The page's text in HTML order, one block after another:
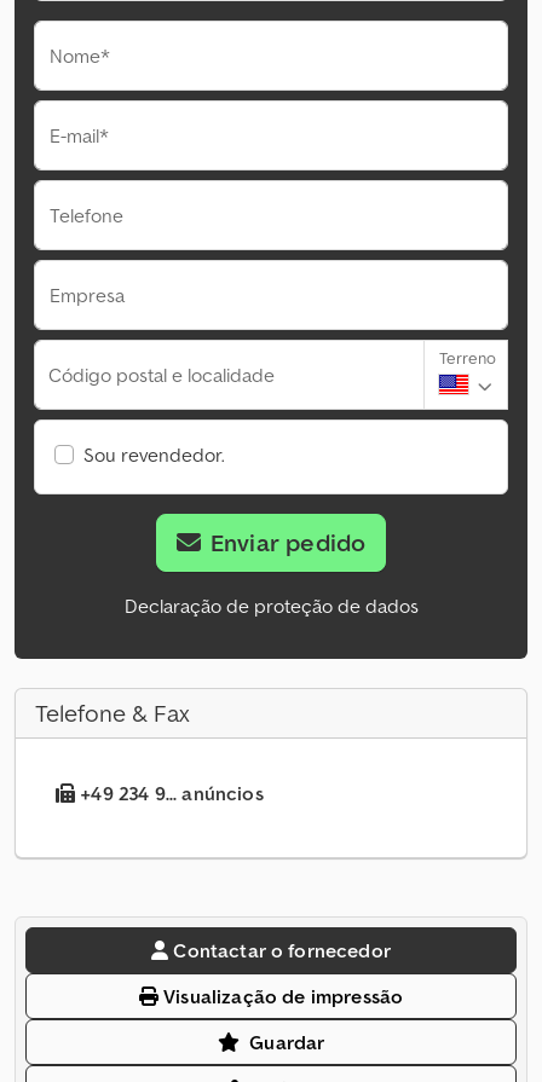
Nome*
E-mail*
Telefone
Empresa
Código postal e localidade
Terreno
Sou revendedor.
Enviar pedido
Declaração de proteção de dados
Telefone & Fax
+49 234 9... anúncios
Contactar o fornecedor
Visualização de impressão
Guardar